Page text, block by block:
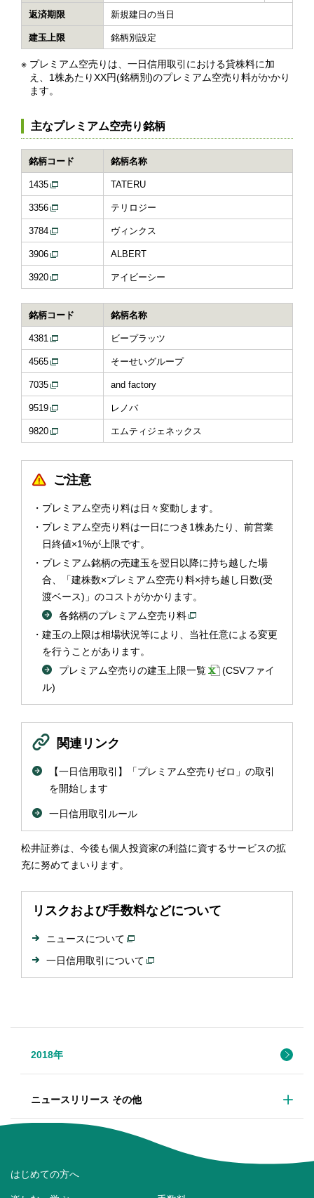
返済期限 新規建日の当日
建玉上限 銘柄別設定
※ プレミアム空売りは、一日信用取引における貸株料に加
え、1株あたりXX円(銘柄別)のプレミアム空売り料がかかり
ます。
主なプレミアム空売り銘柄
銘柄コード 銘柄名称
1435 TATERU
3356 テリロジー
3784 ヴィンクス
3906 ALBERT
3920 アイビーシー
銘柄コード 銘柄名称
4381 ビープラッツ
4565 そーせいグループ
7035 and factory
9519 レノバ
9820 エムティジェネックス
ご注意
プレミアム空売り料は日々変動します。
プレミアム空売り料は一日につき1株あたり、前営業
日終値×1%が上限です。
プレミアム銘柄の売建玉を翌日以降に持ち越した場
合、「建株数×プレミアム空売り料×持ち越し日数(受
渡ベース)」のコストがかかります。
各銘柄のプレミアム空売り料
建玉の上限は相場状況等により、当社任意による変更
を行うことがあります。
プレミアム空売りの建玉上限一覧
(CSVファイ
ル)
関連リンク
【一日信用取引】「プレミアム空売りゼロ」の取引
を開始します
一日信用取引ルール
松井証券は、今後も個人投資家の利益に資するサービスの拡
充に努めてまいります。
リスクおよび手数料などについて
ニュースについて
一日信用取引について
2018年
ニュースリリース その他
はじめての方へ